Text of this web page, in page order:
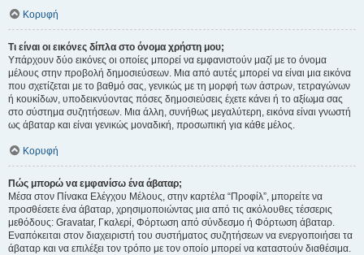
Κορυφή
Τι είναι οι εικόνες δίπλα στο όνομα χρήστη μου;
Υπάρχουν δύο εικόνες οι οποίες μπορεί να εμφανιστούν μαζί με το όνομα
μέλους στην προβολή δημοσιεύσεων. Μια από αυτές μπορεί να είναι μια εικόνα
που σχετίζεται με το βαθμό σας, γενικώς με τη μορφή των άστρων, τετραγώνων
ή κουκίδων, υποδεικνύοντας πόσες δημοσιεύσεις έχετε κάνει ή το αξίωμα σας
στο σύστημα συζητήσεων. Μια άλλη, συνήθως μεγαλύτερη, εικόνα είναι γνωστή
ως άβαταρ και είναι γενικώς μοναδική, προσωπική για κάθε μέλος.
Κορυφή
Πώς μπορώ να εμφανίσω ένα άβαταρ;
Μέσα στον Πίνακα Ελέγχου Μέλους, στην καρτέλα “Προφίλ”, μπορείτε να
προσθέσετε ένα άβαταρ, χρησιμοποιώντας μια από τις ακόλουθες τέσσερις
μεθόδους: Gravatar, Γκαλερί, Φόρτωση από σύνδεσμο ή Φόρτωση άβαταρ.
Εναπόκειται στον διαχειριστή του συστήματος συζητήσεων να ενεργοποιήσει τα
άβαταρ και να επιλέξει τον τρόπο με τον οποίο μπορεί να καταστούν διαθέσιμα.